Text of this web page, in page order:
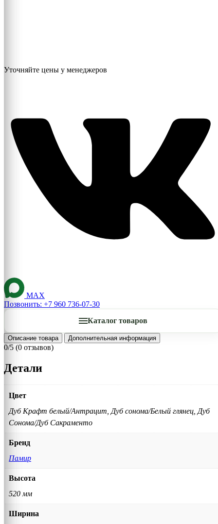
Уточняйте цены у менеджеров
MAX
Позвонить: +7 960 736-07-30
Каталог товаров
Описание товара Дополнительная информация
0/5 (0 отзывов)
Детали
Цвет
Дуб Крафт белый/Антрацит, Дуб сонома/Белый глянец, Дуб
Сонома/Дуб Сакраменто
Бренд
Памир
Высота
520 мм
Ширина